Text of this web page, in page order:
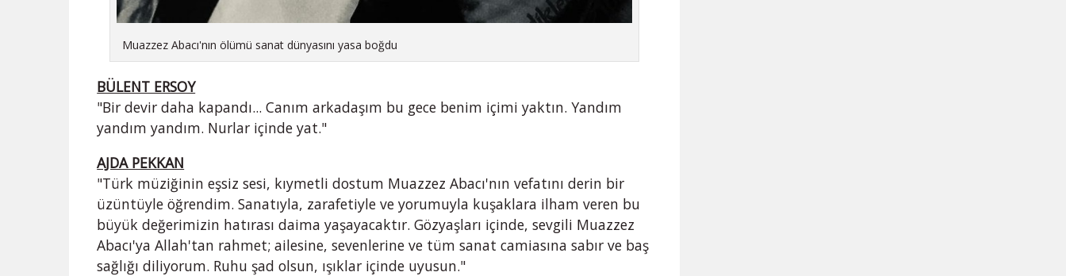
Muazzez Abacı'nın ölümü sanat dünyasını yasa boğdu
BÜLENT ERSOY
"Bir devir daha kapandı... Canım arkadaşım bu gece benim içimi yaktın. Yandım
yandım yandım. Nurlar içinde yat."
AJDA PEKKAN
"Türk müziğinin eşsiz sesi, kıymetli dostum Muazzez Abacı'nın vefatını derin bir
üzüntüyle öğrendim. Sanatıyla, zarafetiyle ve yorumuyla kuşaklara ilham veren bu
büyük değerimizin hatırası daima yaşayacaktır. Gözyaşları içinde, sevgili Muazzez
Abacı'ya Allah'tan rahmet; ailesine, sevenlerine ve tüm sanat camiasına sabır ve baş
sağlığı diliyorum. Ruhu şad olsun, ışıklar içinde uyusun."